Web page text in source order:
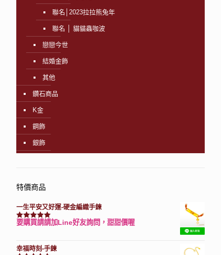
聯名│2023拉拉熊兔年
聯名 │ 貓貓蟲咖波
戀戀今世
結婚金飾
其他
鑽石商品
K金
鋼飾
銀飾
特價商品
一生平安又好運-硬金編織手鍊
評分7740滿分 5
要購買請請加Line好友詢問，甜甜價喔
幸福時刻-手鍊